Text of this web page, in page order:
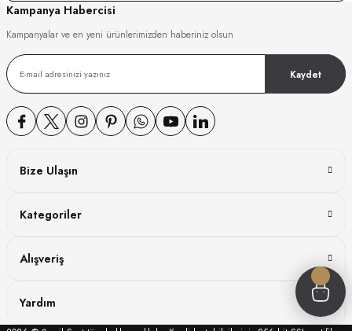
Kampanya Habercisi
Kampanyalar ve en yeni ürünlerimizden haberiniz olsun
Kaydet
Bize Ulaşın
Kategoriler
Alışveriş
Yardım
WATCH
WATCH